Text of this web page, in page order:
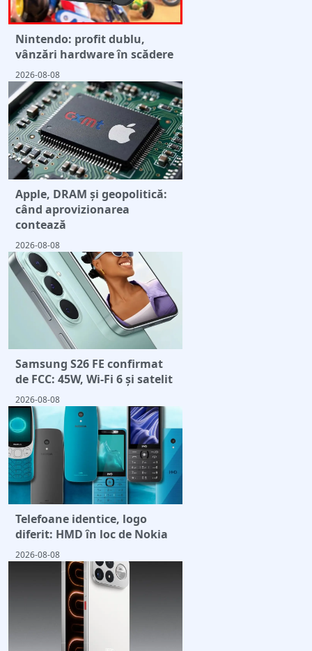
Nintendo: profit dublu,
vânzări hardware în scădere
2026-08-08
Apple, DRAM și geopolitică:
când aprovizionarea
contează
2026-08-08
Samsung S26 FE confirmat
de FCC: 45W, Wi-Fi 6 și satelit
2026-08-08
Telefoane identice, logo
diferit: HMD în loc de Nokia
2026-08-08